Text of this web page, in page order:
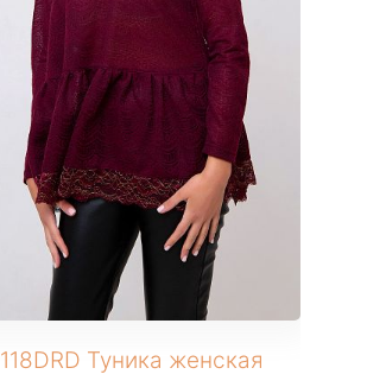
118DRD Туника женская